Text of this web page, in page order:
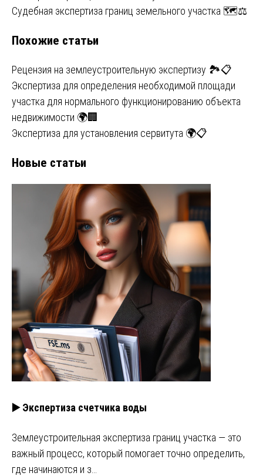
по
записям
Судебная экспертиза границ земельного участка 🗺️⚖️
Похожие статьи
Рецензия на землеустроительную экспертизу 🏞️📋
Экспертиза для определения необходимой площади
участка для нормального функционированию объекта
недвижимости 🌍🏢
Экспертиза для установления сервитута 🌍📋
Новые статьи
▶️ Экспертиза счетчика воды
Землеустроительная экспертиза границ участка — это
важный процесс, который помогает точно определить,
где начинаются и з…